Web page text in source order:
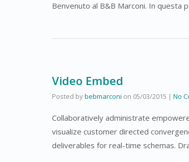
Benvenuto al B&B Marconi. In questa
Video Embed
Posted bybebmarconi on 05/03/2015 | No
Collaboratively administrate
visualize customer directed
deliverables for real-time schemas.